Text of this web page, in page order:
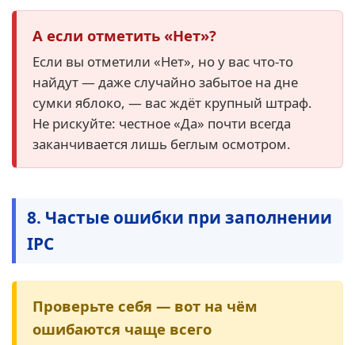
А если отметить «Нет»?
Если вы отметили «Нет», но у вас что-то
найдут — даже случайно забытое на дне
сумки яблоко, — вас ждёт крупный штраф.
Не рискуйте: честное «Да» почти всегда
заканчивается лишь беглым осмотром.
8. Частые ошибки при заполнении
IPC
Проверьте себя — вот на чём
ошибаются чаще всего